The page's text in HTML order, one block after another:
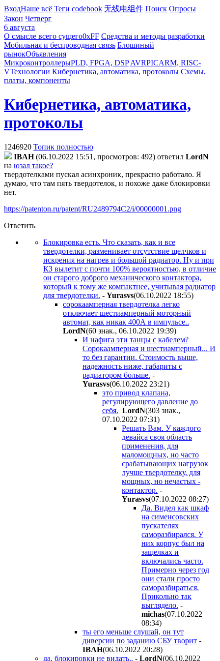
ВходНаше всё Теги codebook 无线电组件 Поиск Опросы
Закон Четверг
6 августа
О смысле всего сущего0xFF Средства и методы разработки
Мобильная и беспроводная связь Блошиный
рынокОбъявления
МикроконтроллерыPLD, FPGA, DSP AVRPICARM, RISC-
VТехнологии Кибернетика, автоматика, протоколы Схемы,
платы, компоненты
Кибернетика, автоматика,
протоколы
1246920 Топик полностью
IBAH (06.10.2022 15:51, просмотров: 492) ответил LordN
на юзал такое?
твердотелками пускал асинхроник, прекрасно работало. Я
думаю, что там пять твердотелок, и похоже даже блокировки
нет.
https://patenton.ru/patent/RU2489794C2/i/00000001.png
Ответить
Блокировка есть. Что сказать, как и все
твердотелки, разменивает отсутствие щелчков и
искрения на нагрев и большой радиатор. Ну и при
КЗ вылетит с почти 100% вероятностью, в отличие
ои старого доброго механического контактора,
который к тому же компактнее, учитывая радиатор
для твердотелки. - Yurasvs(06.10.2022 18:55)
сорокаамперная твердотелка легко
отключает шестиамперный моторный
автомат, как никак 400А в импульсе..
LordN(60 знак., 06.10.2022 19:39)
И нафига эти танцы с кабелем?
Сорокаамперная и шестиамперный... И
то без гарантии. Стоимость выше,
надежность ниже, габариты с
радиатором больше. -
Yurasvs(06.10.2022 23:21)
это привод клапана,
регулирующего давление до
себя. LordN(303 знак.,
07.10.2022 07:31)
Решать Вам. У каждого
девайса своя область
применения, для
маломощных, но часто
срабатывающих нагрузок
лучше твердотелку, для
мощных, но нечастых -
контактор. -
Yurasvs(07.10.2022 08:27)
Да. Видел как шкаф
на сименсовских
пускателях
саморазбирался. У
них корпус был на
защелках и
включались часто.
Примерно через год
они стали просто
саморазбираться.
Прикольно так
выглядело. -
michas(07.10.2022
08:34)
ты его меньше слушай, он тут
диверсии по заданию СБУ творит -
IBAH(06.10.2022 20:28)
да, блокировки не видать.. - LordN(06.10.2022